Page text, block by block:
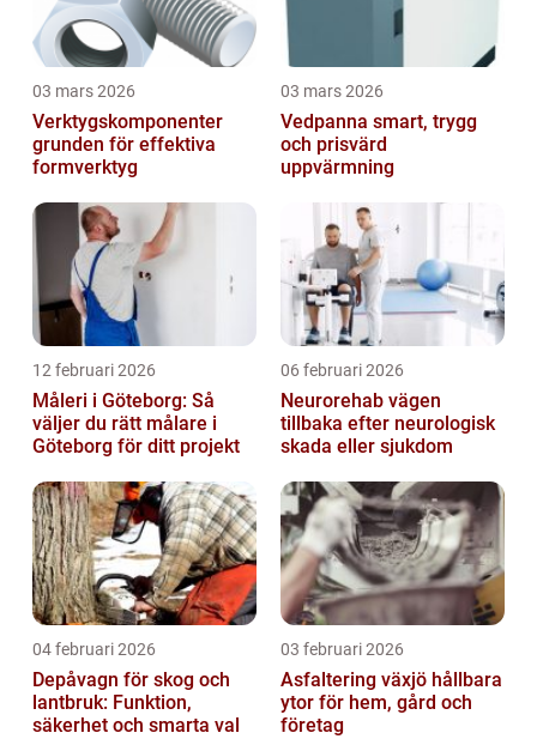
03 mars 2026
Verktygskomponenter
grunden för effektiva
formverktyg
03 mars 2026
Vedpanna smart, trygg
och prisvärd
uppvärmning
12 februari 2026
Måleri i Göteborg: Så
väljer du rätt målare i
Göteborg för ditt projekt
06 februari 2026
Neurorehab vägen
tillbaka efter neurologisk
skada eller sjukdom
04 februari 2026
Depåvagn för skog och
lantbruk: Funktion,
säkerhet och smarta val
03 februari 2026
Asfaltering växjö hållbara
ytor för hem, gård och
företag